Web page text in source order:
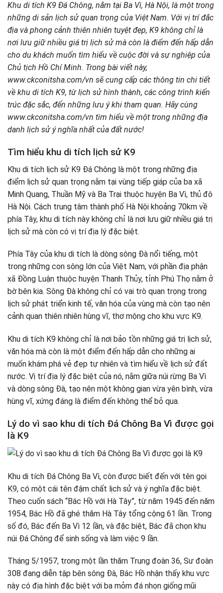
Các mỏm Đá Chông và con đường lát đá thẻ
Những chiếc xe di chuyển thi hài của Bác
Sân bay và các công trình huấn luyện, phòng chống cháy
rừng tại K9
Một số điều cần lưu ý khi tham quan khu K9 Đá Chông
Khu di tích K9 Đá Chông, nằm tại Ba Vì, Hà Nội, là một trong
những di sản lịch sử quan trọng của Việt Nam. Với vị trí đắc
địa và phong cảnh thiên nhiên tuyệt đẹp, K9 không chỉ là
nơi lưu giữ nhiều giá trị lịch sử mà còn là điểm đến hấp dẫn
cho du khách muốn tìm hiểu về cuộc đời và sự nghiệp của
Chủ tịch Hồ Chí Minh. Trong bài viết này,
www.ckconitsha.com/vn sẽ cung cấp các thông tin chi tiết
về khu di tích K9, từ lịch sử hình thành, các công trình kiến
trúc đặc sắc, đến những lưu ý khi tham quan. Hãy cùng
www.ckconitsha.com/vn tìm hiểu về một trong những địa
danh lịch sử ý nghĩa nhất của đất nước!
Tìm hiểu khu di tích lịch sử K9
Khu di tích lịch sử K9 Đá Chông là một trong những địa
điểm lịch sử quan trọng nằm tại vùng tiếp giáp của ba xã
Minh Quang, Thuần Mỹ và Ba Trại thuộc huyện Ba Vì, thủ đô
Hà Nội. Cách trung tâm thành phố Hà Nội khoảng 70km về
phía Tây, khu di tích này không chỉ là nơi lưu giữ nhiều giá trị
lịch sử mà còn có vị trí địa lý đặc biệt.
Phía Tây của khu di tích là dòng sông Đà nổi tiếng, một
trong những con sông lớn của Việt Nam, với phần địa phận
xã Đồng Luận thuộc huyện Thanh Thủy, tỉnh Phú Thọ nằm ở
bờ bên kia. Sông Đà không chỉ có vai trò quan trọng trong
lịch sử phát triển kinh tế, văn hóa của vùng mà còn tạo nên
cảnh quan thiên nhiên hùng vĩ, thơ mộng cho khu vực K9.
Khu di tích K9 không chỉ là nơi bảo tồn những giá trị lịch sử,
văn hóa mà còn là một điểm đến hấp dẫn cho những ai
muốn khám phá vẻ đẹp tự nhiên và tìm hiểu về lịch sử đất
nước. Vị trí địa lý đặc biệt của nó, nằm giữa núi rừng Ba Vì
và dòng sông Đà, tạo nên một không gian vừa yên bình, vừa
hùng vĩ, xứng đáng là điểm đến không thể bỏ qua.
Lý do vì sao khu di tích Đá Chông Ba Vì được gọi
là K9
Khu di tích Đá Chông Ba Vì, còn được biết đến với tên gọi
K9, có một cái tên đậm chất lịch sử và ý nghĩa đặc biệt.
Theo cuốn sách “Bác Hồ với Hà Tây”, từ năm 1945 đến năm
1954, Bác Hồ đã ghé thăm Hà Tây tổng cộng 61 lần. Trong
số đó, Bác đến Ba Vì 12 lần, và đặc biệt, Bác đã chọn khu
núi Đá Chông để sinh sống và làm việc 9 lần.
Tháng 5/1957, trong một lần thăm Trung đoàn 36, Sư đoàn
308 đang diễn tập bên sông Đà, Bác Hồ nhận thấy khu vực
này có địa hình đặc biệt với ba mỏm đá nhọn giống mũi